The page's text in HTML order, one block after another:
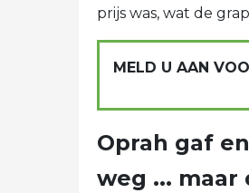
prijs was, wat de
MELD U AAN
Oprah gaf
weg ... maar